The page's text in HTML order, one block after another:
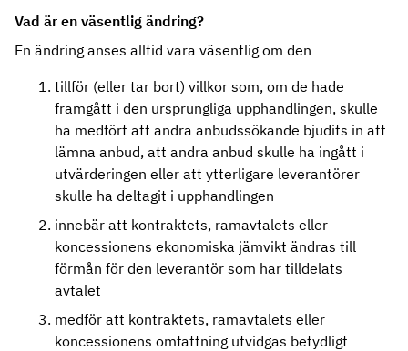
Vad är en väsentlig ändring?
En ändring anses alltid vara väsentlig om den
tillför (eller tar bort) villkor som, om de hade
framgått i den ursprungliga upphandlingen, skulle
ha medfört att andra anbudssökande bjudits in att
lämna anbud, att andra anbud skulle ha ingått i
utvärderingen eller att ytterligare leverantörer
skulle ha deltagit i upphandlingen
innebär att kontraktets, ramavtalets eller
koncessionens ekonomiska jämvikt ändras till
förmån för den leverantör som har tilldelats
avtalet
medför att kontraktets, ramavtalets eller
koncessionens omfattning utvidgas betydligt